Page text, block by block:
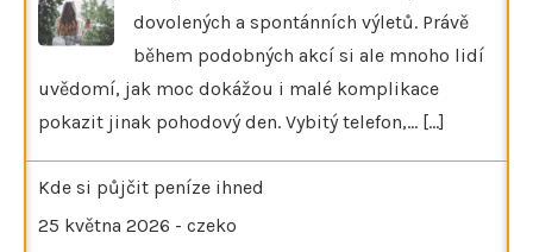
dovolených a spontánních výletů. Právě
během podobných akcí si ale mnoho lidí
uvědomí, jak moc dokážou i malé komplikace
pokazit jinak pohodový den. Vybitý telefon,… [...]
Kde si půjčit peníze ihned
25 května 2026 - czeko